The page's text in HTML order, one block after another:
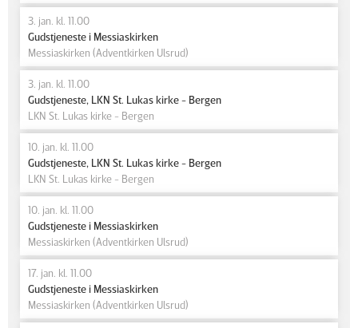
3. jan. kl. 11.00
Gudstjeneste i Messiaskirken
Messiaskirken (Adventkirken Ulsrud)
3. jan. kl. 11.00
Gudstjeneste, LKN St. Lukas kirke - Bergen
LKN St. Lukas kirke - Bergen
10. jan. kl. 11.00
Gudstjeneste, LKN St. Lukas kirke - Bergen
LKN St. Lukas kirke - Bergen
10. jan. kl. 11.00
Gudstjeneste i Messiaskirken
Messiaskirken (Adventkirken Ulsrud)
17. jan. kl. 11.00
Gudstjeneste i Messiaskirken
Messiaskirken (Adventkirken Ulsrud)